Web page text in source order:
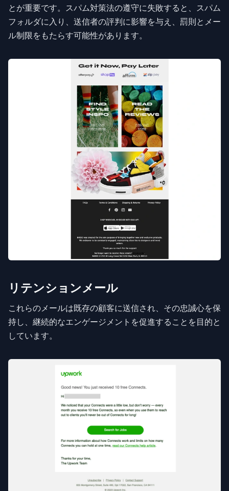
とが重要です。スパム対策法の遵守に失敗すると、スパム
フォルダに入り、送信者の評判に影響を与え、罰則とメー
ル制限をもたらす可能性があります。
リテンションメール
これらのメールは既存の顧客に送信され、その忠誠心を保
持し、継続的なエンゲージメントを促進することを目的と
しています。